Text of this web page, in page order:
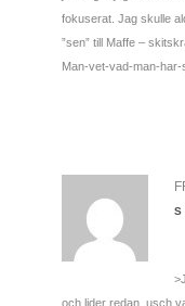
fokuserat. Jag skulle
”sen” till Maffe –
Man-vet-vad-man-har-
och lider redan, usch